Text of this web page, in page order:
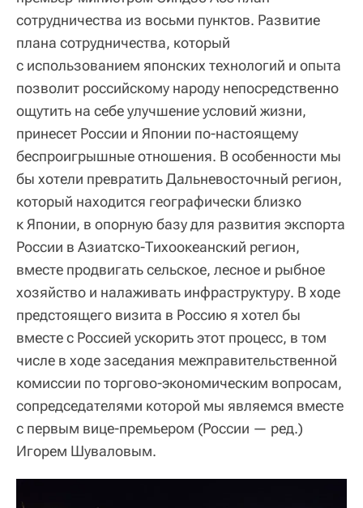
сотрудничества из восьми пунктов. Развитие
плана сотрудничества, который
с использованием японских технологий и опыта
позволит российскому народу непосредственно
ощутить на себе улучшение условий жизни,
принесет России и Японии по-настоящему
беспроигрышные отношения. В особенности мы
бы хотели превратить Дальневосточный регион,
который находится географически близко
к Японии, в опорную базу для развития экспорта
России в Азиатско-Тихоокеанский регион,
вместе продвигать сельское, лесное и рыбное
хозяйство и налаживать инфраструктуру. В ходе
предстоящего визита в Россию я хотел бы
вместе с Россией ускорить этот процесс, в том
числе в ходе заседания межправительственной
комиссии по торгово-экономическим вопросам,
сопредседателями которой мы являемся вместе
с первым вице-премьером (России — ред.)
Игорем Шуваловым.